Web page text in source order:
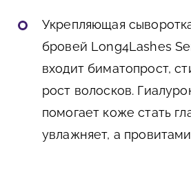
Укрепляющая
бровей Long4Lashes
входит биматопрост,
рост волосков.
помогает коже стать
увлажняет, а